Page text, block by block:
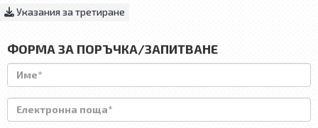
Указания за третиране
ФОРМА ЗА ПОРЪЧКА/ЗАПИТВАНЕ